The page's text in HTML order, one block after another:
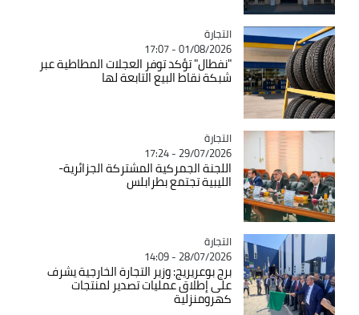
Catégorie
التجارة
01/08/2026 - 17:07
"نفطال" تؤكد توفر العجلات المطاطية عبر
شبكة نقاط البيع التابعة لها
Catégorie
التجارة
29/07/2026 - 17:24
اللجنة الجمركية المشتركة الجزائرية-
الليبية تجتمع بطرابلس
Catégorie
التجارة
28/07/2026 - 14:09
برج بوعريريج: وزير التجارة الخارجية يشرف
على إطلاق عمليات تصدير لمنتجات
كهرومنزلية